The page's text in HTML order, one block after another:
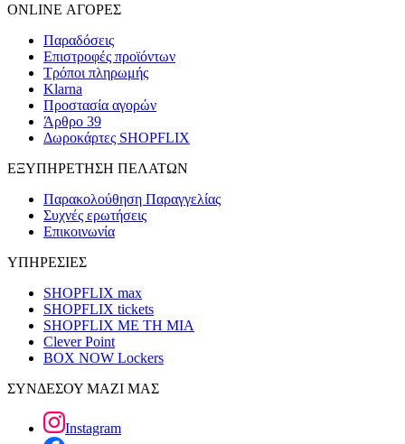
ONLINE ΑΓΟΡΕΣ
Παραδόσεις
Επιστροφές προϊόντων
Τρόποι πληρωμής
Klarna
Προστασία αγορών
Άρθρο 39
Δωροκάρτες SHOPFLIX
ΕΞΥΠΗΡΕΤΗΣΗ ΠΕΛΑΤΩΝ
Παρακολούθηση Παραγγελίας
Συχνές ερωτήσεις
Επικοινωνία
ΥΠΗΡΕΣΙΕΣ
SHOPFLIX max
SHOPFLIX tickets
SHOPFLIX ΜΕ ΤΗ ΜΙΑ
Clever Point
BOX NOW Lockers
ΣΥΝΔΕΣΟΥ ΜΑΖΙ ΜΑΣ
Instagram